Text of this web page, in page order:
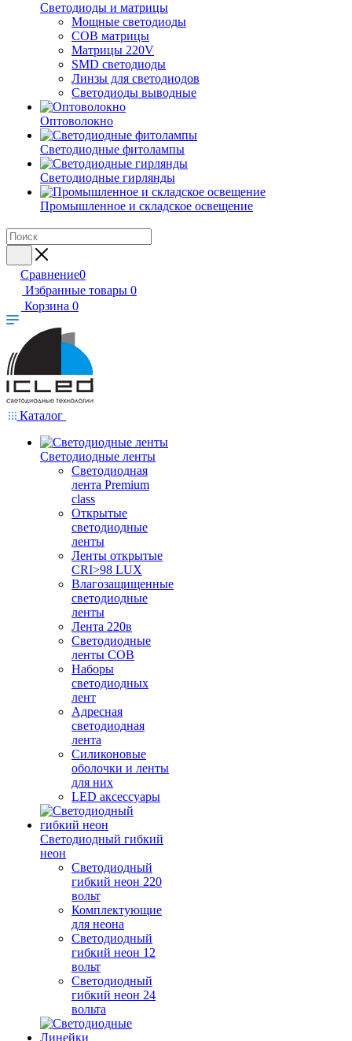
Светодиоды и матрицы
Мощные светодиоды
COB матрицы
Матрицы 220V
SMD светодиоды
Линзы для светодиодов
Светодиоды выводные
Оптоволокно
Светодиодные фитолампы
Светодиодные гирлянды
Промышленное и складское освещение
Сравнение0
Избранные товары 0
Корзина 0
Каталог
Светодиодные ленты
Светодиодная
лента Premium
class
Открытые
светодиодные
ленты
Ленты открытые
CRI>98 LUX
Влагозащищенные
светодиодные
ленты
Лента 220в
Светодиодные
ленты COB
Наборы
светодиодных
лент
Адресная
светодиодная
лента
Силиконовые
оболочки и ленты
для них
LED аксессуары
Светодиодный гибкий
неон
Светодиодный
гибкий неон 220
вольт
Комплектующие
для неона
Светодиодный
гибкий неон 12
вольт
Светодиодный
гибкий неон 24
вольта